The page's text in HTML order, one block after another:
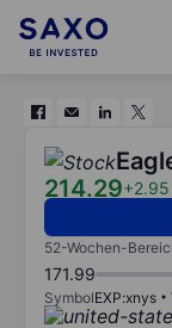
214.29+2.95
52-Wochen-
171.99
SymbolEXP:xnys